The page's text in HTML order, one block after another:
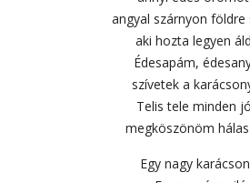
angyal szárnyon földre
aki hozta legyen
Édesapám,
szívetek a
Telis tele minden
megköszönöm
Egy nagy